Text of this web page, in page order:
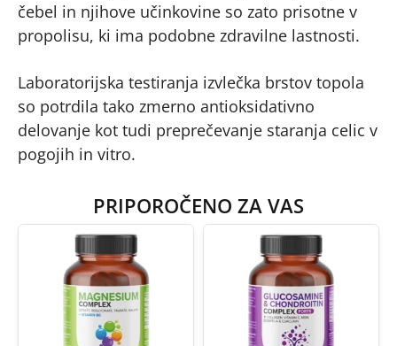
čebel in njihove učinkovine so zato prisotne v
propolisu, ki ima podobne zdravilne lastnosti.
Laboratorijska testiranja izvlečka brstov topola
so potrdila tako zmerno antioksidativno
delovanje kot tudi preprečevanje staranja celic v
pogojih in vitro.
PRIPOROČENO ZA VAS